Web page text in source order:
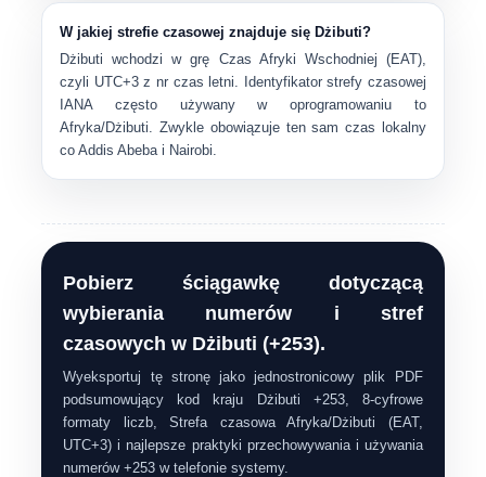
W jakiej strefie czasowej znajduje się Dżibuti?
Dżibuti wchodzi w grę Czas Afryki Wschodniej (EAT),
czyli UTC+3z nr czas letni. Identyfikator strefy czasowej
IANA często używany w oprogramowaniu to
Afryka/Dżibuti. Zwykle obowiązuje ten sam czas lokalny
co Addis Abeba i Nairobi.
Pobierz ściągawkę dotyczącą
wybierania numerów i stref
czasowych w Dżibuti (+253).
Wyeksportuj tę stronę jako jednostronicowy plik PDF
podsumowujący kod kraju Dżibuti +253, 8-cyfrowe
formaty liczb, Strefa czasowa Afryka/Dżibuti (EAT,
UTC+3) i najlepsze praktyki przechowywania i używania
numerów +253 w telefonie systemy.